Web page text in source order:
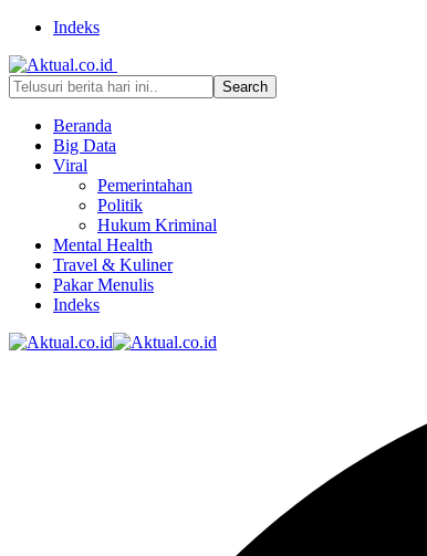
Indeks
Beranda
Big Data
Viral
Pemerintahan
Politik
Hukum Kriminal
Mental Health
Travel & Kuliner
Pakar Menulis
Indeks